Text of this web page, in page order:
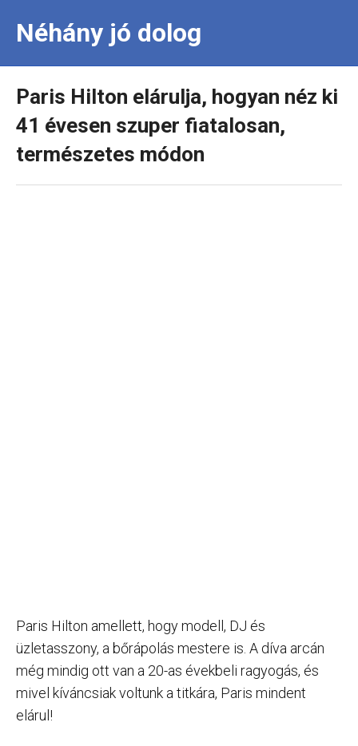
Néhány jó dolog
Paris Hilton elárulja, hogyan néz ki
41 évesen szuper fiatalosan,
természetes módon
Paris Hilton amellett, hogy modell, DJ és
üzletasszony, a bőrápolás mestere is. A díva arcán
még mindig ott van a 20-as évekbeli ragyogás, és
mivel kíváncsiak voltunk a titkára, Paris mindent
elárul!